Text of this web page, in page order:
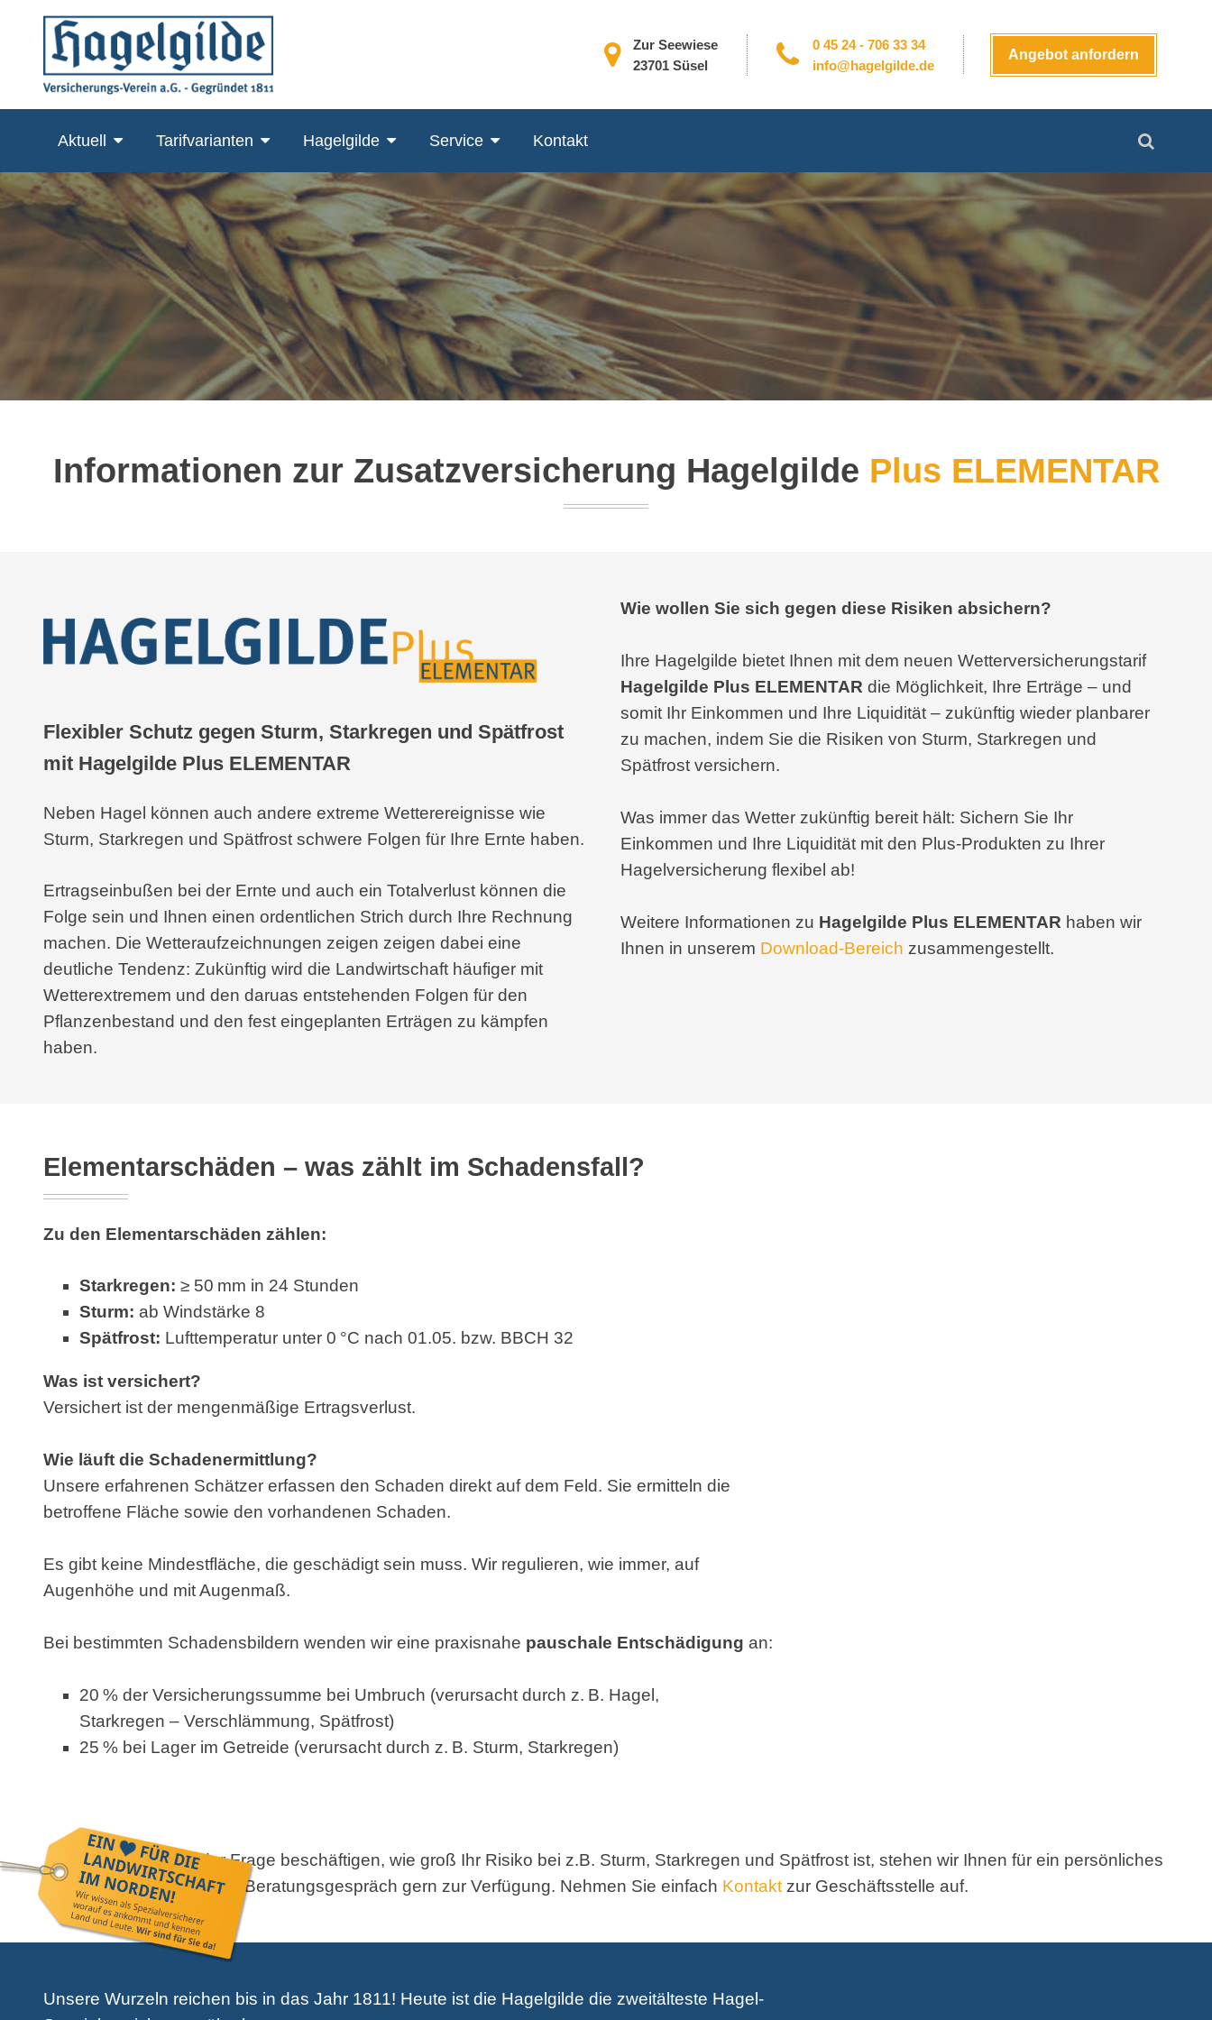
content
Zur Seewiese
23701 Süsel
0 45 24 - 706 33 34
info@hagelgilde.de
Angebot anfordern
Aktuell Tarifvarianten Hagelgilde Service Kontakt
nach:
Informationen zur Zusatzversicherung Hagelgilde Plus ELEMENTAR
Flexibler Schutz gegen Sturm, Starkregen und Spätfrost
mit Hagelgilde Plus ELEMENTAR
Neben Hagel können auch andere extreme Wetterereignisse wie
Sturm, Starkregen und Spätfrost schwere Folgen für Ihre Ernte haben.
Ertragseinbußen bei der Ernte und auch ein Totalverlust können die
Folge sein und Ihnen einen ordentlichen Strich durch Ihre Rechnung
machen. Die Wetteraufzeichnungen zeigen zeigen dabei eine
deutliche Tendenz: Zukünftig wird die Landwirtschaft häufiger mit
Wetterextremem und den daruas entstehenden Folgen für den
Pflanzenbestand und den fest eingeplanten Erträgen zu kämpfen
haben.
Wie wollen Sie sich gegen diese Risiken absichern?
Ihre Hagelgilde bietet Ihnen mit dem neuen Wetterversicherungstarif
Hagelgilde Plus ELEMENTAR die Möglichkeit, Ihre Erträge – und
somit Ihr Einkommen und Ihre Liquidität – zukünftig wieder planbarer
zu machen, indem Sie die Risiken von Sturm, Starkregen und
Spätfrost versichern.
Was immer das Wetter zukünftig bereit hält: Sichern Sie Ihr
Einkommen und Ihre Liquidität mit den Plus-Produkten zu Ihrer
Hagelversicherung flexibel ab!
Weitere Informationen zu Hagelgilde Plus ELEMENTAR haben wir
Ihnen in unserem Download-Bereich zusammengestellt.
Elementarschäden – was zählt im Schadensfall?
Zu den Elementarschäden zählen:
Starkregen: ≥ 50 mm in 24 Stunden
Sturm: ab Windstärke 8
Spätfrost: Lufttemperatur unter 0 °C nach 01.05. bzw. BBCH 32
Was ist versichert?
Versichert ist der mengenmäßige Ertragsverlust.
Wie läuft die Schadenermittlung?
Unsere erfahrenen Schätzer erfassen den Schaden direkt auf dem Feld. Sie ermitteln die
betroffene Fläche sowie den vorhandenen Schaden.
Es gibt keine Mindestfläche, die geschädigt sein muss. Wir regulieren, wie immer, auf
Augenhöhe und mit Augenmaß.
Bei bestimmten Schadensbildern wenden wir eine praxisnahe pauschale Entschädigung an:
20 % der Versicherungssumme bei Umbruch (verursacht durch z. B. Hagel,
Starkregen – Verschlämmung, Spätfrost)
25 % bei Lager im Getreide (verursacht durch z. B. Sturm, Starkregen)
Sollten Sie sich mit der Frage beschäftigen, wie groß Ihr Risiko bei z.B. Sturm, Starkregen und Spätfrost ist, stehen wir Ihnen für ein persönliches
Beratungsgespräch gern zur Verfügung. Nehmen Sie einfach Kontaktzur Geschäftsstelle auf.
Unsere Wurzeln reichen bis in das Jahr 1811! Heute ist die Hagelgilde die zweitälteste Hagel-